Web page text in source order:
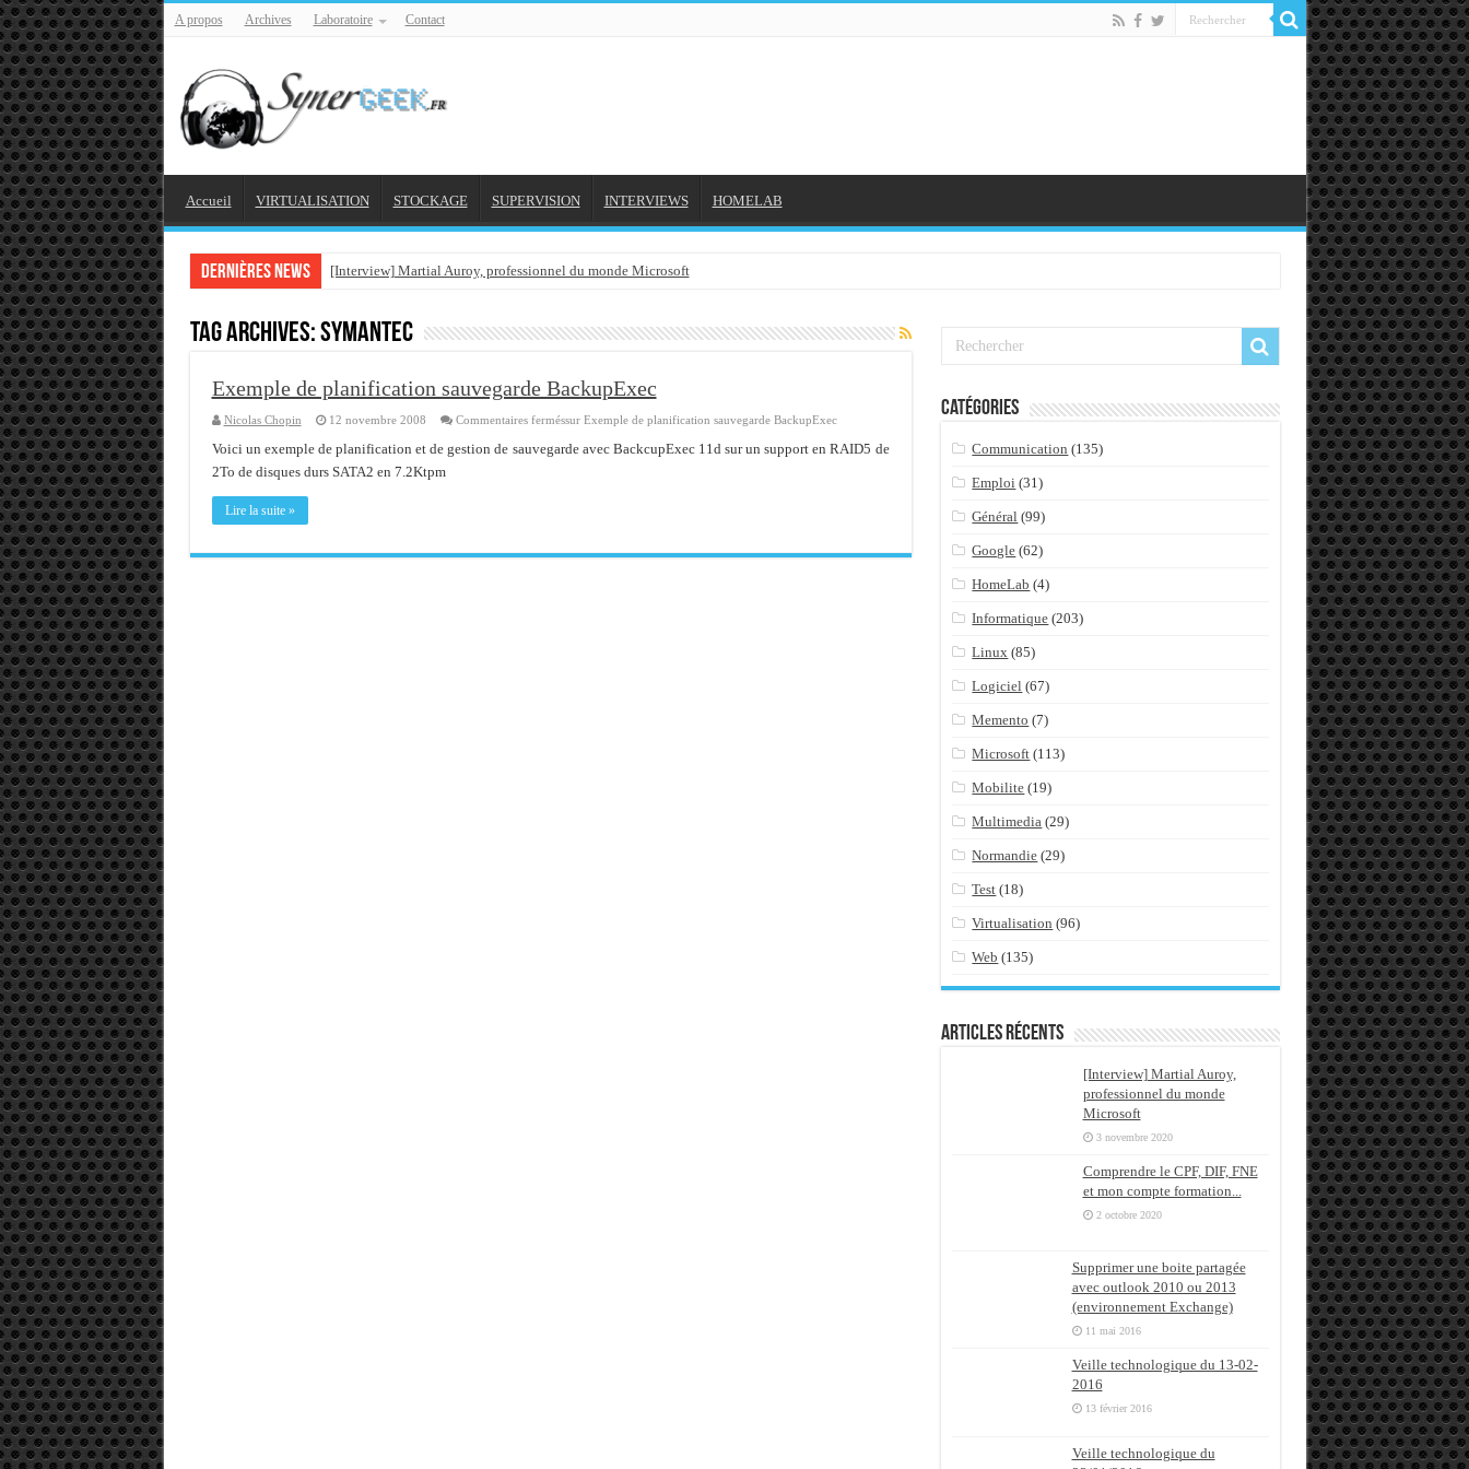
A propos Archives Laboratoire Contact
Accueil VIRTUALISATION STOCKAGE SUPERVISION INTERVIEWS HOMELAB
Dernières news [Interview] Martial Auroy, professionnel du monde Microsoft
Supprimer une boite partagée avec outlook 2010 ou 2013 (environnement Exchange)
Veille technologique du 17-01-2016
Bonne année 2016 et rétro 2015
Importer du contenu XML dans une table SQL serveur
Tag Archives:symantec
Exemple de planification sauvegarde BackupExec
Nicolas Chopin 12 novembre 2008 Commentaires ferméssur Exemple de planification sauvegarde BackupExec
Voici un exemple de planification et de gestion de sauvegarde avec BackcupExec 11d sur un support en RAID5 de
2To de disques durs SATA2 en 7.2Ktpm
Lire la suite »
Catégories
Communication (135)
Emploi (31)
Général (99)
Google (62)
HomeLab (4)
Informatique (203)
Linux (85)
Logiciel (67)
Memento (7)
Microsoft (113)
Mobilite (19)
Multimedia (29)
Normandie (29)
Test (18)
Virtualisation (96)
Web (135)
Articles récents
[Interview] Martial Auroy,
professionnel du monde
Microsoft
3 novembre 2020
Comprendre le CPF, DIF, FNE
et mon compte formation...
2 octobre 2020
Supprimer une boite partagée
avec outlook 2010 ou 2013
(environnement Exchange)
11 mai 2016
Veille technologique du 13-02-
2016
13 février 2016
Veille technologique du